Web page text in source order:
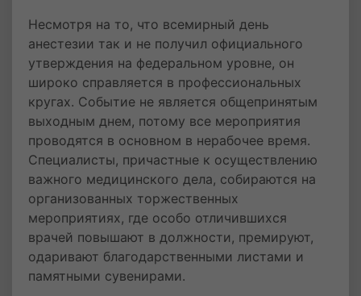
Несмотря на то, что всемирный день
анестезии так и не получил официального
утверждения на федеральном уровне, он
широко справляется в профессиональных
кругах. Событие не является общепринятым
выходным днем, потому все мероприятия
проводятся в основном в нерабочее время.
Специалисты, причастные к осуществлению
важного медицинского дела, собираются на
организованных торжественных
мероприятиях, где особо отличившихся
врачей повышают в должности, премируют,
одаривают благодарственными листами и
памятными сувенирами.